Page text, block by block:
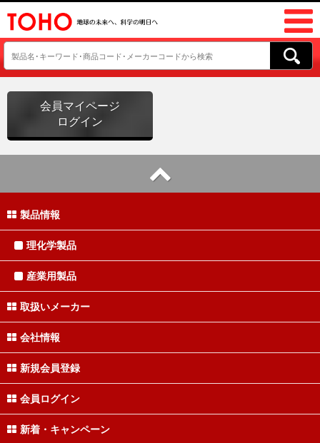
会員マイページ
ログイン
製品情報
理化学製品
産業用製品
取扱いメーカー
会社情報
新規会員登録
会員ログイン
新着・キャンペーン